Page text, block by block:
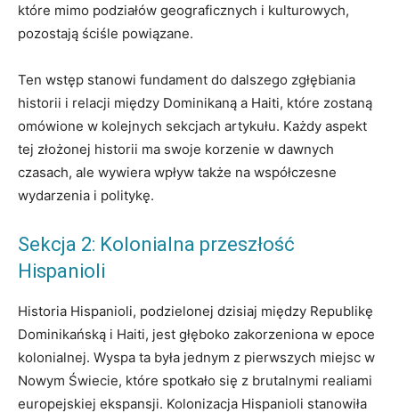
które mimo podziałów geograficznych i kulturowych,
pozostają ściśle powiązane.
Ten wstęp stanowi fundament do dalszego zgłębiania
historii i relacji między Dominikaną a Haiti, które zostaną
omówione w kolejnych sekcjach artykułu. Każdy aspekt
tej złożonej historii ma swoje korzenie w dawnych
czasach, ale wywiera wpływ także na współczesne
wydarzenia i politykę.
Sekcja 2: Kolonialna przeszłość
Hispanioli
Historia Hispanioli, podzielonej dzisiaj między Republikę
Dominikańską i Haiti, jest głęboko zakorzeniona w epoce
kolonialnej. Wyspa ta była jednym z pierwszych miejsc w
Nowym Świecie, które spotkało się z brutalnymi realiami
europejskiej ekspansji. Kolonizacja Hispanioli stanowiła